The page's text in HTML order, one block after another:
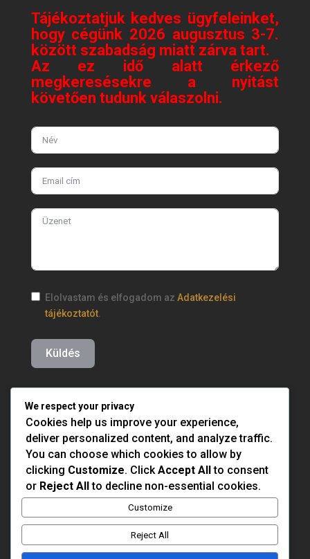
Tájékoztatjuk kedves ügyfeleinket,
hogy cégünk 2026 augusztus 3-7.
között szabadság miatt zárva tart.
Az ez idő alatt érkező
megkeresésekre a nyitást
követően tudunk válaszolni.
Elolvastam és elfogadom az Adatkezelési
tájékoztatót.
Küldés
We respect your privacy
Cookies help us improve your experience,
deliver personalized content, and analyze traffic.
You can choose which cookies to allow by
clicking Customize. Click Accept Allto consent
or Reject Allto decline non-essential cookies.
Customize
Reject All